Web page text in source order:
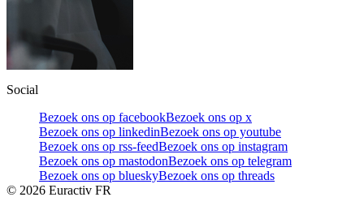
Social
Bezoek ons op facebookBezoek ons op x
Bezoek ons op linkedinBezoek ons op youtube
Bezoek ons op rss-feedBezoek ons op instagram
Bezoek ons op mastodonBezoek ons op telegram
Bezoek ons op blueskyBezoek ons op threads
© 2026 Euractiv FR